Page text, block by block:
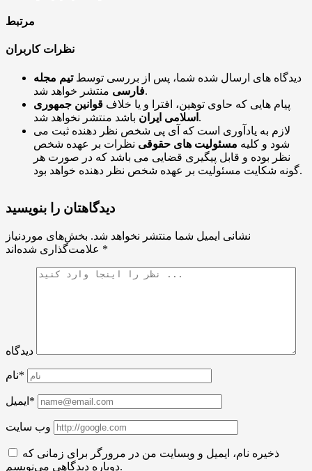
مرتبط
نظرات کاربران
دیدگاه های ارسال شده شما، پس از بررسی توسطتیم مجله
فارسیمنتشر خواهد شد.
پیام هایی که حاوی توهین، افترا و یا خلاف قوانین جمهوری
اسلامی ایران باشد منتشر نخواهد شد.
لازم به یادآوری است که آی پی شخص نظر دهنده ثبت می
شود و کلیه مسئولیت های حقوقی نظرات بر عهده شخص
نظر بوده و قابل پیگیری قضایی می باشد که در صورت هر
گونه شکایت مسئولیت بر عهده شخص نظر دهنده خواهد بود.
دیدگاهتان را بنویسید
نشانی ایمیل شما منتشر نخواهد شد. بخش‌های موردنیاز
*
دیدگاه
نام*
ایمیل*
وب سایت
ذخیره نام، ایمیل و وبسایت من در مرورگر برای زمانی که
دوباره دیدگاهی می‌نویسم.